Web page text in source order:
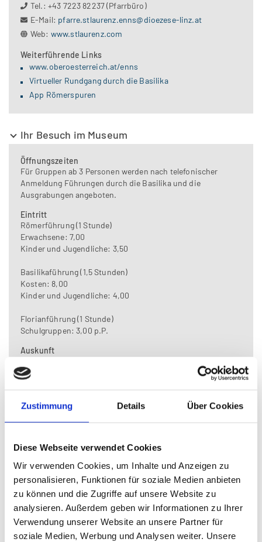
Zustimmung Details Über Cookies
Diese Webseite verwendet Cookies
Wir verwenden Cookies, um Inhalte und Anzeigen zu
personalisieren, Funktionen für soziale Medien anbieten
zu können und die Zugriffe auf unsere Website zu
analysieren. Außerdem geben wir Informationen zu Ihrer
Verwendung unserer Website an unsere Partner für
soziale Medien, Werbung und Analysen weiter. Unsere
Tel.: +43 7223 82237 (Pfarrbüro)
E-Mail: pfarre.stlaurenz.enns@dioezese-linz.at
Web: www.stlaurenz.com
Weiterführende Links
www.oberoesterreich.at/enns
Virtueller Rundgang durch die Basilika
App Römerspuren
Ihr Besuch im Museum
Öffnungszeiten
Für Gruppen ab 3 Personen werden nach telefonischer
Anmeldung Führungen durch die Basilika und die
Ausgrabungen angeboten.
Eintritt
Römerführung (1 Stunde)
Erwachsene: 7,00
Kinder und Jugendliche: 3,50
Basilikaführung (1,5 Stunden)
Kosten: 8,00
Kinder und Jugendliche: 4,00
Florianführung (1 Stunde)
Schulgruppen: 3,00 p.P.
Auskunft
Pfarrbüro Enns-St. Laurenz
Träger
Pfarre Enns-St. Laurenz
Informationen zum Museum
Lage und Anreise
Zuordnungen
Museumsshop
Basilika St. Laurenz